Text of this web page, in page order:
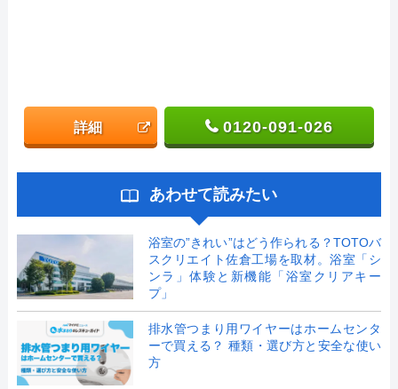
詳細 0120-091-026
あわせて読みたい
浴室の”きれい”はどう作られる？TOTOバ
スクリエイト佐倉工場を取材。浴室「シ
ンラ」体験と新機能「浴室クリアキー
プ」
排水管つまり用ワイヤーはホームセンタ
ーで買える？ 種類・選び方と安全な使い
方